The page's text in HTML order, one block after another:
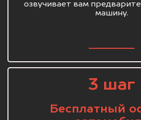
озвучивает вам
машину.
3 шаг
Бесплатный